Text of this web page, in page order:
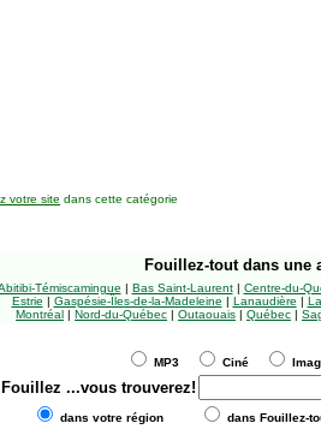
votre site dans cette catégorie
Fouillez-tout dans une
Témiscamingue | Bas Saint-Laurent| Centre-du-
Estrie | Gaspésie-Îles-de-la-Madeleine | Lanaudière |
Montréal | Nord-du-Québec | Outaouais | Québec |
MP3 Ciné
Fouillez ...vous trouverez!
dans votre région dans Fouillez-